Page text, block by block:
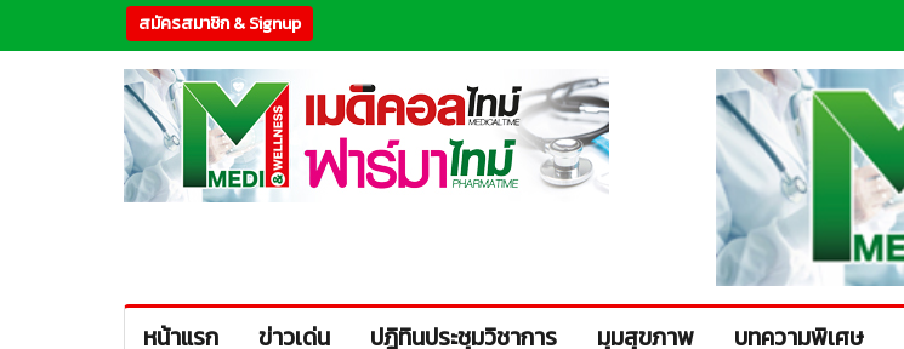
สมัครสมาชิก & Signup
หน้าแรก ข่าวเด่น ปฎิทินประชุมวิชาการ มุมสุขภาพ บทความพิเศษ